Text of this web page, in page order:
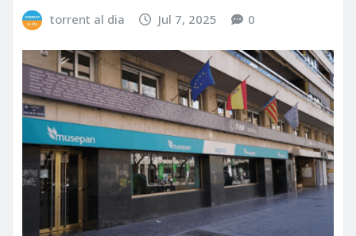
torrent al dia Jul 7, 2025 0